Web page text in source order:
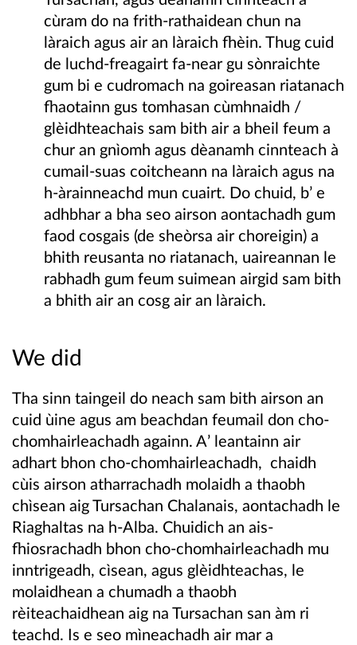
cùram do na frith-rathaidean chun na
làraich agus air an làraich fhèin. Thug cuid
de luchd-freagairt fa-near gu sònraichte
gum bi e cudromach na goireasan riatanach
fhaotainn gus tomhasan cùmhnaidh /
glèidhteachais sam bith air a bheil feum a
chur an gnìomh agus dèanamh cinnteach à
cumail-suas coitcheann na làraich agus na
h-àrainneachd mun cuairt. Do chuid, b’ e
adhbhar a bha seo airson aontachadh gum
faod cosgais (de sheòrsa air choreigin) a
bhith reusanta no riatanach, uaireannan le
rabhadh gum feum suimean airgid sam bith
a bhith air an cosg air an làraich.
We did
Tha sinn taingeil do neach sam bith airson an
cuid ùine agus am beachdan feumail don cho-
chomhairleachadh againn. A’ leantainn air
adhart bhon cho-chomhairleachadh, chaidh
cùis airson atharrachadh molaidh a thaobh
chìsean aig Tursachan Chalanais, aontachadh le
Riaghaltas na h-Alba. Chuidich an ais-
fhiosrachadh bhon cho-chomhairleachadh mu
inntrigeadh, cìsean, agus glèidhteachas, le
molaidhean a chumadh a thaobh
rèiteachaidhean aig na Tursachan san àm ri
teachd. Is e seo mìneachadh air mar a